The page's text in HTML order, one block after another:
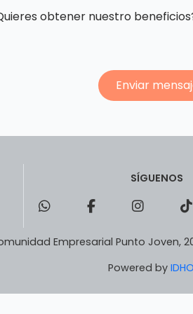
obtener nuestro
Enviar
SÍGUENOS
Empresarial Punto Joven,
Powered by